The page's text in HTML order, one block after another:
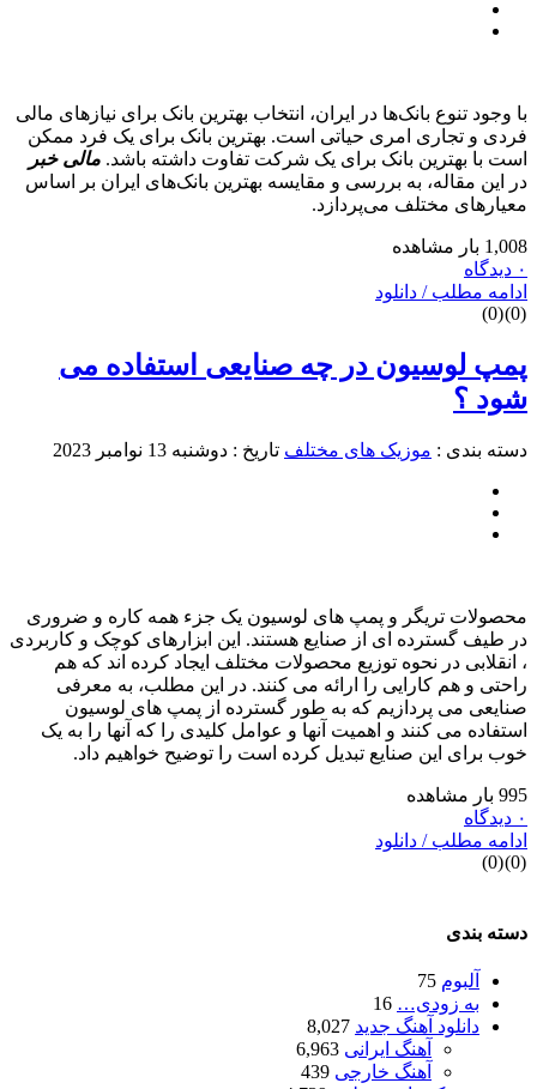
با وجود تنوع بانک‌ها در ایران، انتخاب بهترین بانک برای نیازهای مالی
فردی و تجاری امری حیاتی است. بهترین بانک برای یک فرد ممکن
است با بهترین بانک برای یک شرکت تفاوت داشته باشد. مالی خبر
در این مقاله، به بررسی و مقایسه بهترین بانک‌های ایران بر اساس
معیارهای مختلف می‌پردازد.
1,008 بار مشاهده
۰ دیدگاه
ادامه مطلب / دانلود
(
0
)
(
0
)
پمپ لوسیون در چه صنایعی استفاده می
شود ؟
دسته بندی : موزیک های مختلف تاریخ : دوشنبه 13 نوامبر 2023
محصولات تریگر و پمپ های لوسیون یک جزء همه کاره و ضروری
در طیف گسترده ای از صنایع هستند. این ابزارهای کوچک و کاربردی
، انقلابی در نحوه توزیع محصولات مختلف ایجاد کرده‌ اند که هم
راحتی و هم کارایی را ارائه می‌ کنند. در این مطلب، به معرفی
صنایعی می پردازیم که به طور گسترده از پمپ های لوسیون
استفاده می کنند و اهمیت آنها و عوامل کلیدی را که آنها را به یک
خوب برای این صنایع تبدیل کرده است را توضیح خواهیم داد.
995 بار مشاهده
۰ دیدگاه
ادامه مطلب / دانلود
(
0
)
(
0
)
دسته بندی
آلبوم 75
به زودی… 16
دانلود آهنگ جدید 8,027
آهنگ ایرانی 6,963
آهنگ خارجی 439